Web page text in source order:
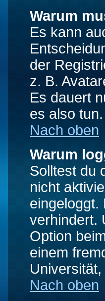
Warum
Es kann
der
z. B.
Es dauert
es also tun.
Nach oben
Warum
Solltest du
nicht
eingeloggt.
verhindert.
Option
einem
Nach oben